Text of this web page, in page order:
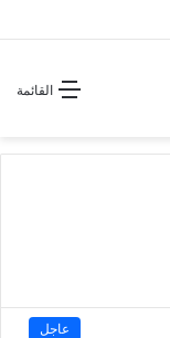
القائمة
عاجل